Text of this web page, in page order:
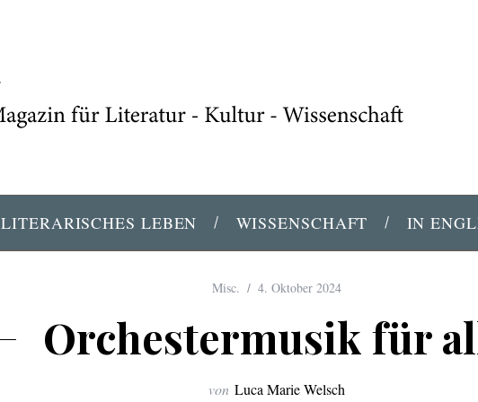
LITERARISCHES LEBEN WISSENSCHAFT IN
Misc. 4. Oktober 2024
Orchestermusik für
von Luca Marie Welsch